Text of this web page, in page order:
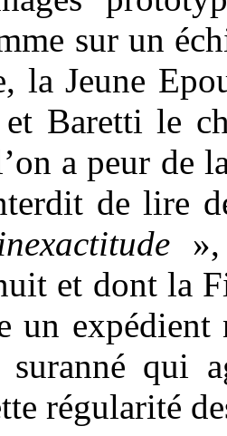
sur un
la Jeune
et Baretti le
a peur de
de lire
et dont la
un
suranné qui
régularité